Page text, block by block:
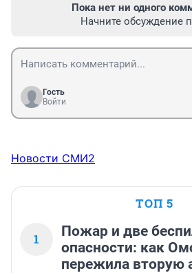
Пока нет ни одного
Начните обсуждение
Гость
Войти
Новости СМИ2
ТОП 5
1
Пожар и две
опасности: как
пережила вторую